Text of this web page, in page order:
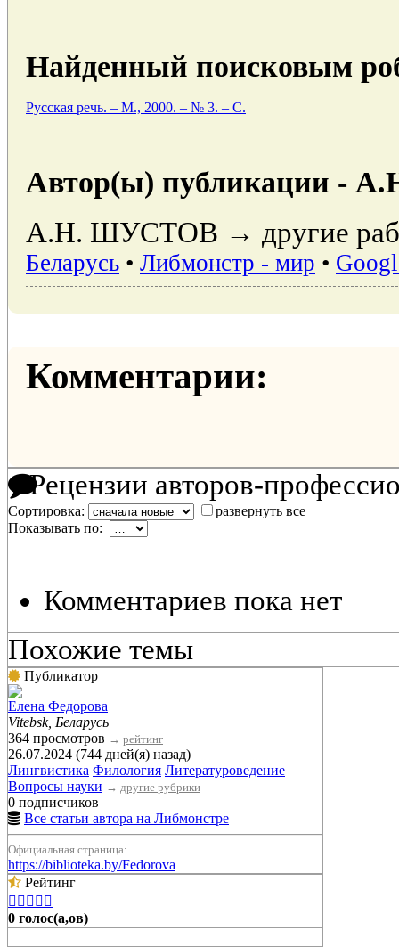
Найденный поисковым
Русская речь. – М., 2000. – № 3. – С.
Автор(ы) публикации -
А.Н. ШУСТОВ → другие
Беларусь • Либмонстр - мир •
Комментарии:
Рецензии авторов-
Сортировка:
развернуть все
Показывать по:
Комментариев пока нет
Похожие темы
Публикатор
Елена Федорова
Vitebsk, Беларусь
364 просмотров → рейтинг
26.07.2024 (744 дней(я) назад)
Лингвистика Филология Литературоведение
Вопросы науки → другие рубрики
0 подписчиков
Все статьи автора на Либмонстре
Официальная страница:
https://biblioteka.by/Fedorova
Рейтинг
    
0 голос(а,ов)